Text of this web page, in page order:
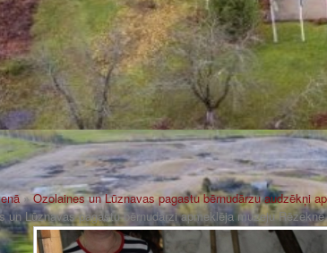
»Ozolaines un Lūznavas pagastu bērnudārzu audzēkņi
un Lūznavas pagastu bērnudārzi apmeklēja muzeju